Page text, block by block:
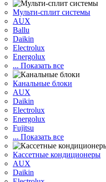
Мульти-сплит системы
AUX
Ballu
Daikin
Electrolux
Energolux
... Показать все
Канальные блоки
AUX
Dаikin
Electrolux
Energolux
Fujitsu
... Показать все
Кассетные кондиционеры
AUX
Daikin